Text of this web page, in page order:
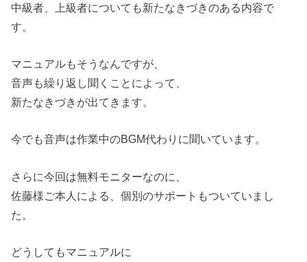
中級者、上級者についても新たなきづきのある内容で
す。
マニュアルもそうなんですが、
音声も繰り返し聞くことによって、
新たなきづきが出てきます。
今でも音声は作業中のBGM代わりに聞いています。
さらに今回は無料モニターなのに、
佐藤様ご本人による、個別のサポートもついていまし
た。
どうしてもマニュアルに